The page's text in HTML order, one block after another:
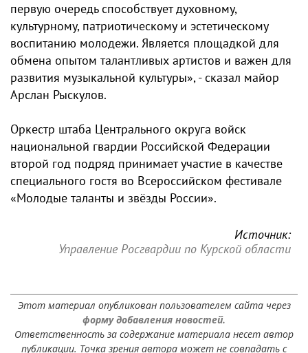
первую очередь способствует духовному,
культурному, патриотическому и эстетическому
воспитанию молодежи. Является площадкой для
обмена опытом талантливых артистов и важен для
развития музыкальной культуры», - сказал майор
Арслан Рыскулов.
Оркестр штаба Центрального округа войск
национальной гвардии Российской Федерации
второй год подряд принимает участие в качестве
специального гостя во Всероссийском фестивале
«Молодые таланты и звёзды России».
Источник:
Управление Росгвардии по Курской области
Этот материал опубликован пользователем сайта через
форму добавления новостей.
Ответственность за содержание материала несет автор
публикации. Точка зрения автора может не совпадать с